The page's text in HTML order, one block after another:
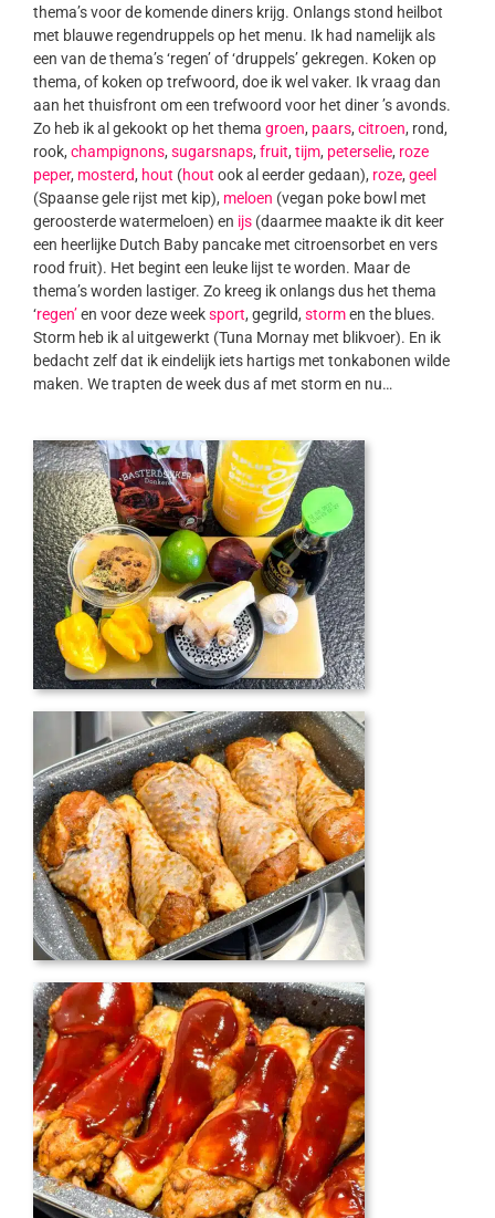
thema’s voor de komende diners krijg. Onlangs stond heilbot
met blauwe regendruppels op het menu. Ik had namelijk als
een van de thema’s ‘regen’ of ‘druppels’ gekregen. Koken op
thema, of koken op trefwoord, doe ik wel vaker. Ik vraag dan
aan het thuisfront om een trefwoord voor het diner ’s avonds.
Zo heb ik al gekookt op het thema groen, paars, citroen, rond,
rook, champignons, sugarsnaps, fruit, tijm, peterselie, roze
peper, mosterd, hout (hout ook al eerder gedaan), roze, geel
(Spaanse gele rijst met kip), meloen (vegan poke bowl met
geroosterde watermeloen) en ijs(daarmee maakte ik dit keer
een heerlijke Dutch Baby pancake met citroensorbet en vers
rood fruit). Het begint een leuke lijst te worden. Maar de
thema’s worden lastiger. Zo kreeg ik onlangs dus het thema
‘regen’en voor deze weeksport, gegrild, stormen the blues.
Storm heb ik al uitgewerkt (Tuna Mornay met blikvoer). En ik
bedacht zelf dat ik eindelijk iets hartigs met tonkabonen wilde
maken. We trapten de week dus af met storm en nu…